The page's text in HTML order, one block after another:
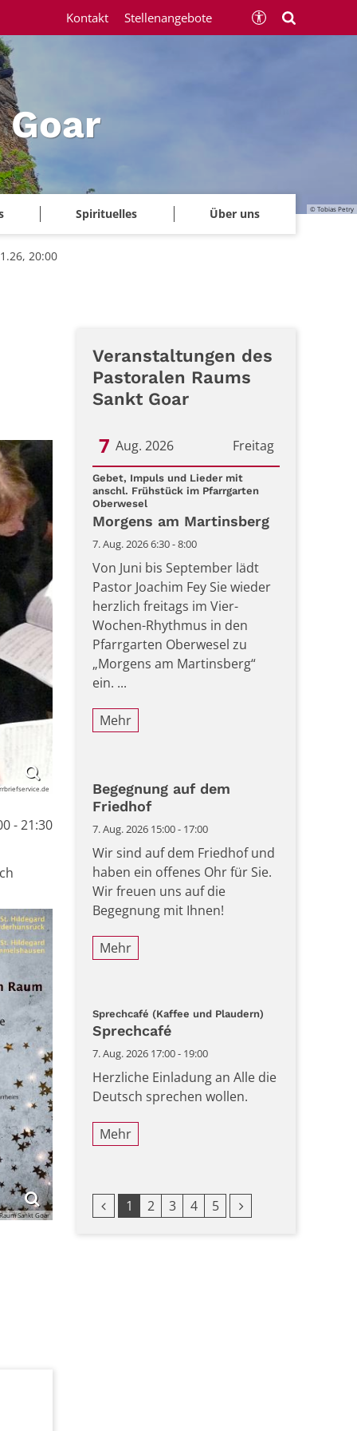
© Tobias Petry
Spirituelles Über uns
Kontakt Stellenangebote
20:00
- 21:30
Sankt Goar
Veranstaltungen des
Pastoralen Raums
Sankt Goar
Freitag
7 Aug. 2026
Datum: 7. August 2026
Gebet, Impuls und Lieder mit
anschl. Frühstück im Pfarrgarten
Oberwesel:
Morgens am Martinsberg
7. Aug. 2026 6:30 - 8:00
Von Juni bis September lädt
Pastor Joachim Fey Sie wieder
herzlich freitags im Vier-
Wochen-Rhythmus in den
Pfarrgarten Oberwesel zu
„Morgens am Martinsberg“
ein. ...
Mehr
Begegnung auf dem
Friedhof
7. Aug. 2026 15:00 - 17:00
Wir sind auf dem Friedhof und
haben ein offenes Ohr für Sie.
Wir freuen uns auf die
Begegnung mit Ihnen!
Mehr
Sprechcafé (Kaffee und Plaudern)
Sprechcafé
7. Aug. 2026 17:00 - 19:00
Herzliche Einladung an Alle die
Deutsch sprechen wollen.
Mehr
Vorherige Seite
1 2 3 4 5 Nächste Seite